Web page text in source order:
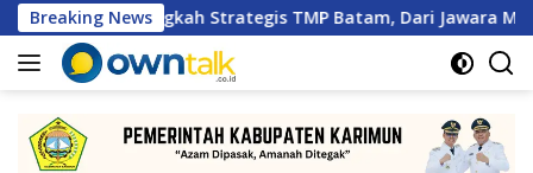
Langsung
ke
konten
Breaking News
Langkah Strategis TMP Batam, Dari Jawara MSL 2026